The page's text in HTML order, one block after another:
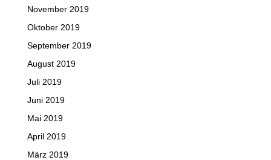
November 2019
Oktober 2019
September 2019
August 2019
Juli 2019
Juni 2019
Mai 2019
April 2019
März 2019